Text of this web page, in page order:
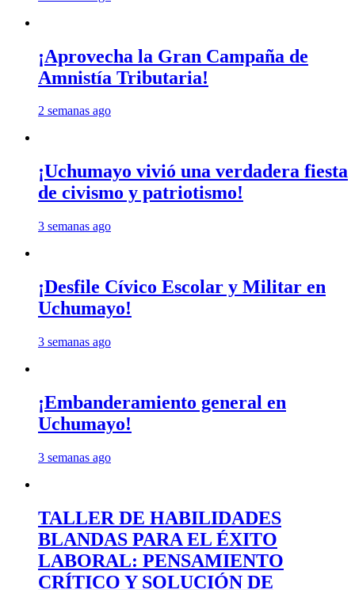
¡Aprovecha la Gran Campaña de
Amnistía Tributaria!
2 semanas ago
¡Uchumayo vivió una verdadera fiesta
de civismo y patriotismo!
3 semanas ago
¡Desfile Cívico Escolar y Militar en
Uchumayo!
3 semanas ago
¡Embanderamiento general en
Uchumayo!
3 semanas ago
TALLER DE HABILIDADES
BLANDAS PARA EL ÉXITO
LABORAL: PENSAMIENTO
CRÍTICO Y SOLUCIÓN DE